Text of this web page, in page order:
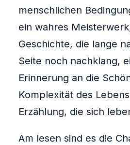
menschlichen
ein wahres
Geschichte, die lange
Seite noch nachklang,
Erinnerung an die
Komplexität des
Erzählung, die sich
Am lesen sind es die